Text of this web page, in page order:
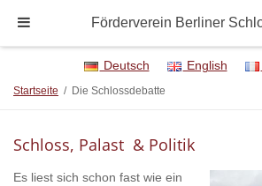
Deutsch English
Startseite / Die Schlossdebatte
Schloss, Palast & Politik
Es liest sich schon fast wie ein
Förderverein Berliner